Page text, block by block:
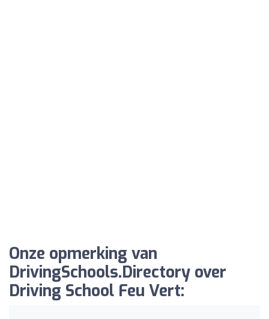
Onze opmerking van
DrivingSchools.Directory over
Driving School Feu Vert: